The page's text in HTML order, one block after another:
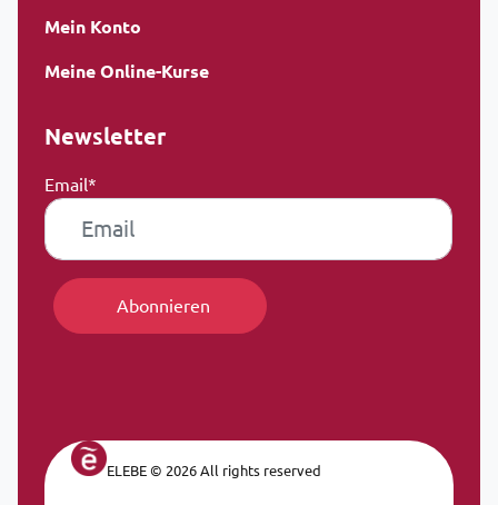
Mein Konto
Meine Online-Kurse
Newsletter
Email*
ELEBE © 2026 All rights reserved